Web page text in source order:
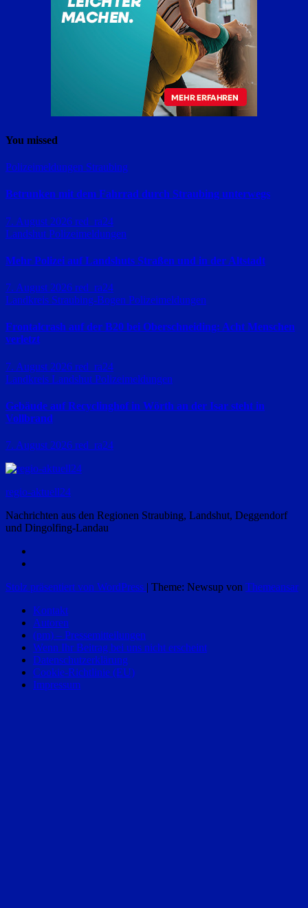
You missed
Polizeimeldungen Straubing
Betrunken mit dem Fahrrad durch Straubing unterwegs
7. August 2026 red_ra24
Landshut Polizeimeldungen
Mehr Polizei auf Landshuts Straßen und in der Altstadt
7. August 2026 red_ra24
Landkreis Straubing-Bogen Polizeimeldungen
Frontalcrash auf der B20 bei Oberschneiding: Acht Menschen
verletzt
7. August 2026 red_ra24
Landkreis Landshut Polizeimeldungen
Gebäude auf Recyclinghof in Wörth an der Isar steht in
Vollbrand
7. August 2026 red_ra24
regio-aktuell24
Nachrichten aus den Regionen Straubing, Landshut, Deggendorf
und Dingolfing-Landau
Stolz präsentiert von WordPress | Theme: Newsup von Themeansar
Kontakt
Autoren
(pm) – Pressemitteilungen
Wenn Ihr Beitrag bei uns nicht erscheint
Datenschutzerklärung
Cookie-Richtlinie (EU)
Impressum